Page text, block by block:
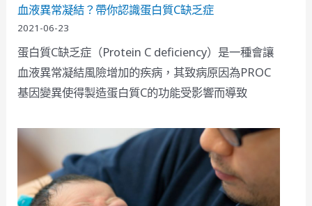
血液異常凝結？帶你認識蛋白質C缺乏症
2021-06-23
蛋白質C缺乏症（Protein C deficiency）是一種會讓
血液異常凝結風險增加的疾病，其致病原因為PROC
基因變異使得製造蛋白質C的功能受影響而導致